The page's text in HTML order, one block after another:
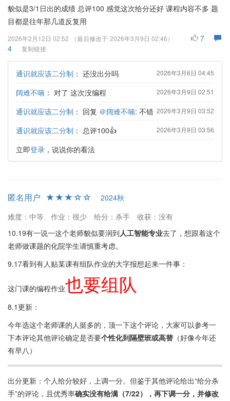
貌似是3/1日出的成绩 总评100 感觉这次给分还好 课程内容不多 题
目都是往年那几道反复用
2026年2月12日 02:52 （最后修改于 2026年3月9日 02:46）
7
4
复制链接
通识就应该二分制 ： 还没出分吗 2026年3月6日 04:45
阔难不喃 ： 对了 这次没编程 2026年3月9日 02:51
通识就应该二分制 ： 回复 ＠阔难不喃: 不错 2026年3月9日 03:52
通识就应该二分制 ： 总评100👍 2026年3月9日 03:56
立即登录 ，说说你的看法
匿名用户
2024秋
难度：中等
作业：很少 给分：杀手
收获：没有
10.19有一说一这个老师貌似要润到人工智能专业去了，想跟着这个
老师做课题的化院学生请慎重考虑。
9.17看到有人贴某课有组队作业的大字报想起来一件事：
这门课的编程作业也要组 队
也要组队
8.1更新：
今年选这个老师课的人挺多的，顶一下这个评论，大家可以参考一
下本评论其他评论确定是否要个性化到隔壁班或高替 （好像今年还
有早八）
出分更新：个人给分较好，上调一分。但鉴于其他评论给出“给分杀
手”的评论，且优秀率确实没有给满（7/22），再下调一分，并修改